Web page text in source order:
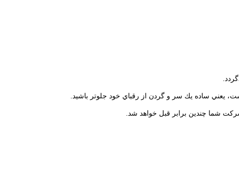
يعني ساده يك سر و گردن از رقباي خود جلوتر باشيد.
شما چندين برابر قبل خواهد شد.